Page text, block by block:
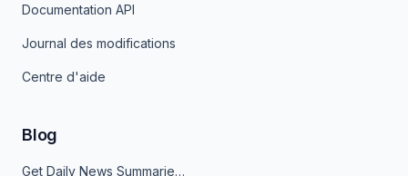
Documentation API
Journal des modifications
Centre d'aide
Blog
Get Daily News Summaries About Any Topic in Telegram, Discord, Slack, and Email